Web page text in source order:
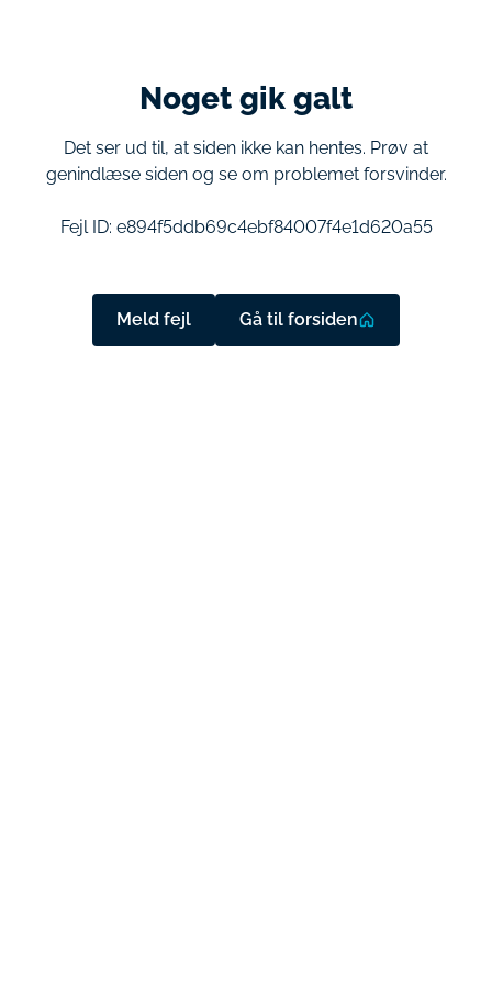
Noget gik galt
Det ser ud til, at siden ikke kan hentes. Prøv at
genindlæse siden og se om problemet forsvinder.
Fejl ID: e894f5ddb69c4ebf84007f4e1d620a55
Meld fejl Gå til forsiden